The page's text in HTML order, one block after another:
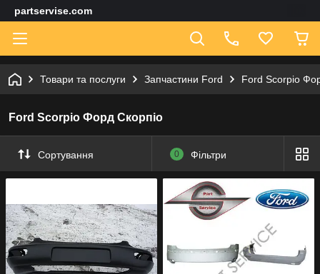
partservise.com
Товари та послуги Запчастини Ford Ford Scorpio
Ford Scorpio Форд Скорпіо
Сортування 0 Фільтри